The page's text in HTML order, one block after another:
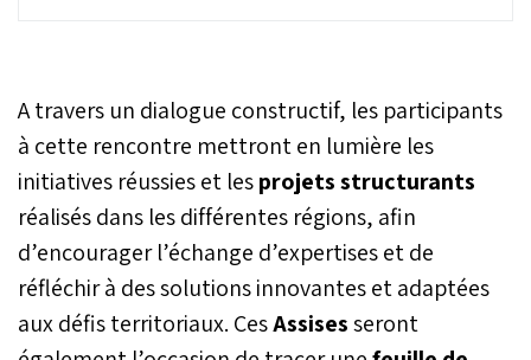
du Royaume peut
apporter sa pierre à
demain où chaque
territoire est doté des
moyens nécessaires à la
réalisation de ses objectifs
de développement. Ce
dernier ne saurait être
atteint sans un
A travers un dialogue constructif, les participants
à cette rencontre mettront en lumière les
initiatives réussies et lesprojets structurants
réalisés dans les différentes régions, afin
d’encourager l’échange d’expertises et de
réfléchir à des solutions innovantes et adaptées
aux défis territoriaux. CesAssisesseront